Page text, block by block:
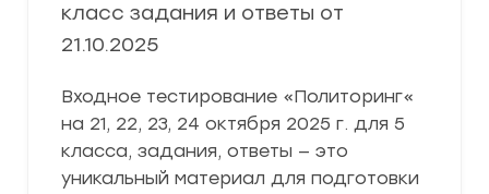
класс задания и ответы от
21.10.2025
Входное тестирование «Политоринг«
на 21, 22, 23, 24 октября 2025 г. для 5
класса, задания, ответы — это
уникальный материал для подготовки